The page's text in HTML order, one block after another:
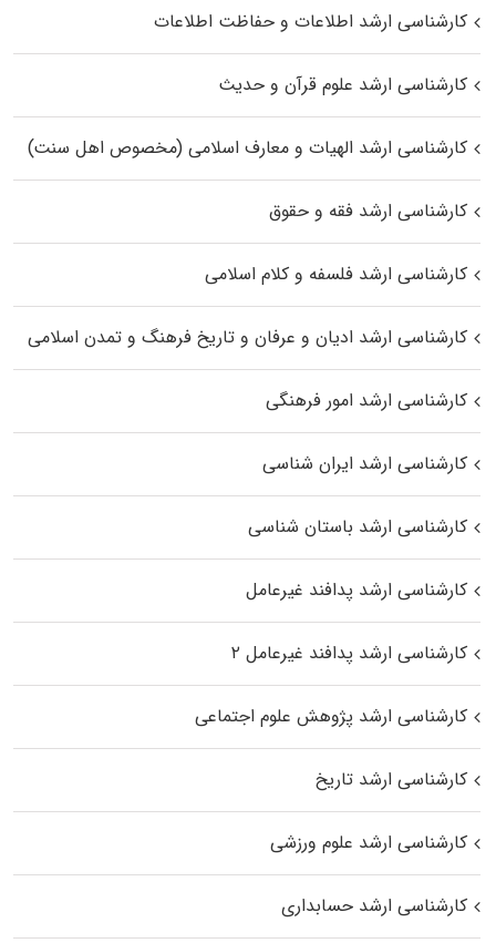
کارشناسی ارشد اطلاعات و حفاظت اطلاعات
کارشناسی ارشد علوم قرآن و حدیث
کارشناسی ارشد الهیات و معارف اسلامی (مخصوص اهل سنت)
کارشناسی ارشد فقه و حقوق
کارشناسی ارشد فلسفه و کلام اسلامی
کارشناسی ارشد ادیان و عرفان و تاریخ فرهنگ و تمدن اسلامی
کارشناسی ارشد امور فرهنگی
کارشناسی ارشد ایران شناسی
کارشناسی ارشد باستان شناسی
کارشناسی ارشد پدافند غیرعامل
کارشناسی ارشد پدافند غیرعامل ۲
کارشناسی ارشد پژوهش علوم اجتماعی
کارشناسی ارشد تاریخ
کارشناسی ارشد علوم ورزشی
کارشناسی ارشد حسابداری